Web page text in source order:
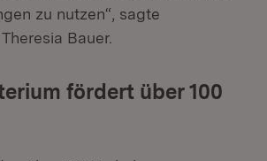
zu nutzen“, sagte
Bauer.
fördert über 100